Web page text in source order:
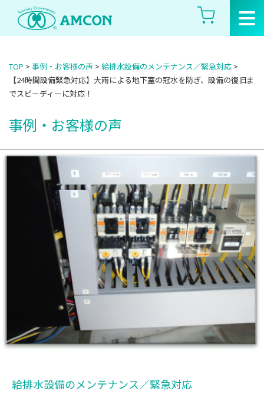
Skip
the
TOP > 事例・お客様の声 > 給排水設備のメンテナンス／緊急対応 >
【24時間設備緊急対応】大雨による地下室の冠水を防ぎ、設備の復旧ま
でスピーディーに対応！
事例・お客様の声
給排水設備のメンテナンス／緊急対応